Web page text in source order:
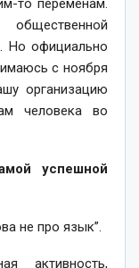
то переменам.
Но официально
с ноября
организацию
человека во
успешной
не про язык”.
активность,